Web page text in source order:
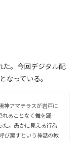
た。今回デジタル配
なっている。
神アマテラスが岩戸に
れることなく舞を踊
た。愚かに見える行為
び戻すという神話の教